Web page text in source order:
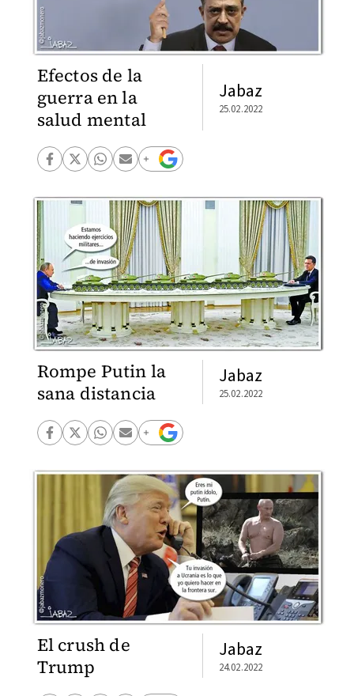
Efectos de la
guerra en la
salud mental
Jabaz
25.02.2022
Rompe Putin la
sana distancia
Jabaz
25.02.2022
El crush de
Trump
Jabaz
24.02.2022